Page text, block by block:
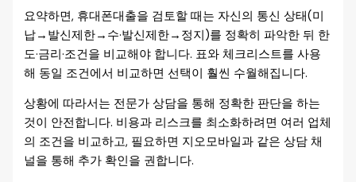
요약하면, 휴대폰대출을 검토할 때는 자신의 통신 상태(미
납→발신제한→수·발신제한→정지)를 정확히 파악한 뒤 한
도·금리·조건을 비교해야 합니다. 표와 체크리스트를 사용
해 동일 조건에서 비교하면 선택이 훨씬 수월해집니다.
상황에 따라서는 전문가 상담을 통해 정확한 판단을 하는
것이 안전합니다. 비용과 리스크를 최소화하려면 여러 업체
의 조건을 비교하고, 필요하면 지오모바일과 같은 상담 채
널을 통해 추가 확인을 권합니다.